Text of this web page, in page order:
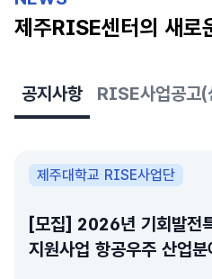
제주RISE센터의 새로
공지사항 RISE사업공고(
제주대학교 RISE사업단
[모집] 2026년 기회발전
지원사업 항공우주 산업